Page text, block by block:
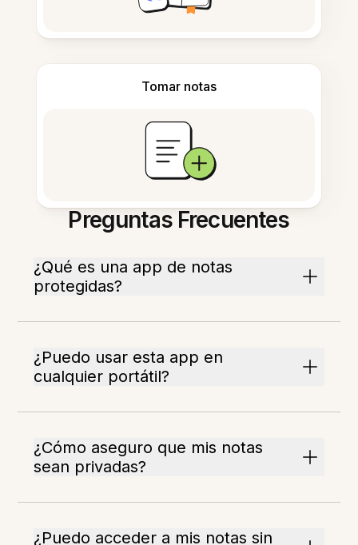
Tomar notas
Preguntas Frecuentes
¿Qué es una app de notas
protegidas?
¿Puedo usar esta app en
cualquier portátil?
¿Cómo aseguro que mis notas
sean privadas?
¿Puedo acceder a mis notas sin